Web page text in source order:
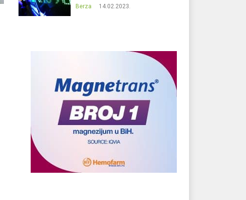
Berza 14.02.2023.